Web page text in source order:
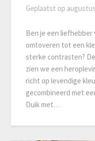
Geplaatst op
Ben je een liefhebber
omtoveren tot een
sterke contrasten?
zien we een
richt op levendige
gecombineerd met
Duik met…